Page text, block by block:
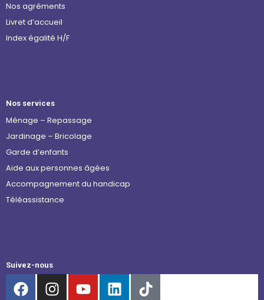
Nos agréments
Livret d’accueil
Index égalité H/F
Nos services
Ménage – Repassage
Jardinage – Bricolage
Garde d’enfants
Aide aux personnes âgées
Accompagnement du handicap
Téléassistance
Suivez-nous